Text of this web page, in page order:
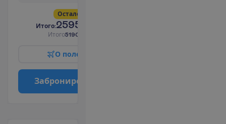
Остало
Итого:2595.00
Итого5190.00
О поле
Заброниро